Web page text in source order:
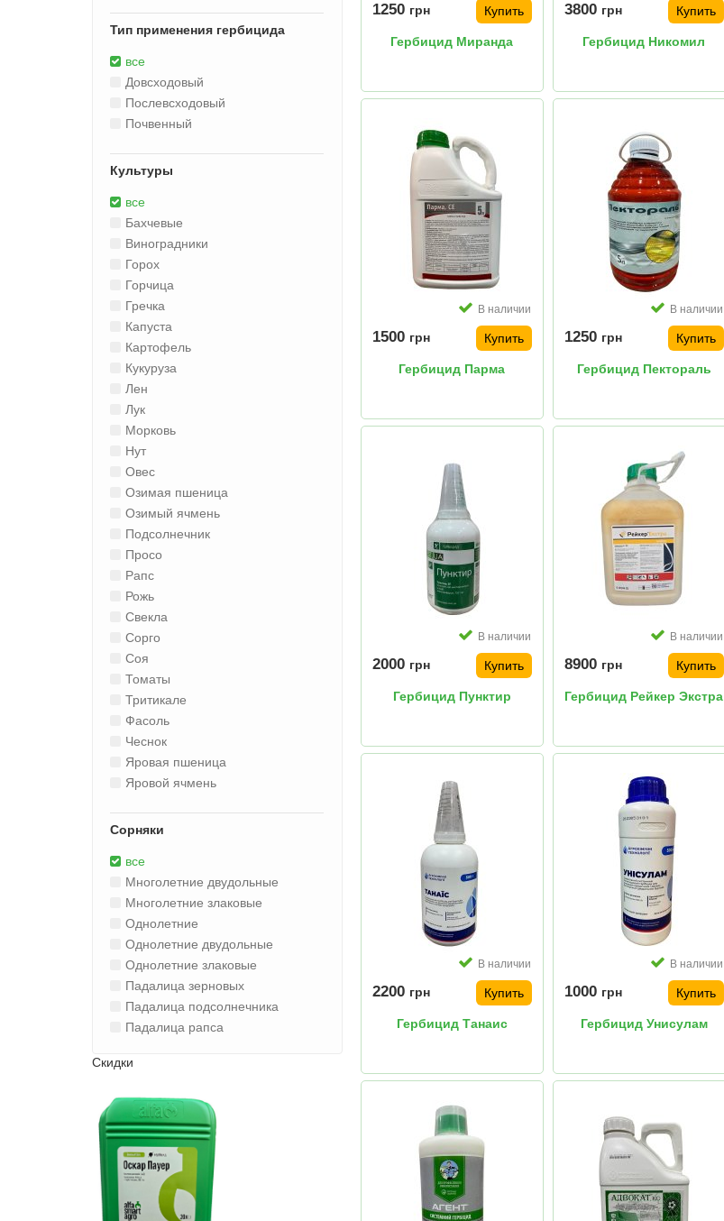
1250 грн Купить
Гербицид Миранда
3800 грн Купить
Гербицид Никомил
В наличии
1500 грн Купить
Гербицид Парма
В наличии
1250 грн Купить
Гербицид Пектораль
В наличии
2000 грн Купить
Гербицид Пунктир
В наличии
8900 грн Купить
Гербицид Рейкер Экстра
В наличии
2200 грн Купить
Гербицид Танаис
В наличии
1000 грн Купить
Гербицид Унисулам
Тип применения гербицида
все
Довсходовый
Послевсходовый
Почвенный
Культуры
все
Бахчевые
Виноградники
Горох
Горчица
Гречка
Капуста
Картофель
Кукуруза
Лен
Лук
Морковь
Нут
Овес
Озимая пшеница
Озимый ячмень
Подсолнечник
Просо
Рапс
Рожь
Свекла
Сорго
Соя
Томаты
Тритикале
Фасоль
Чеснок
Яровая пшеница
Яровой ячмень
Сорняки
все
Многолетние двудольные
Многолетние злаковые
Однолетние
Однолетние двудольные
Однолетние злаковые
Падалица зерновых
Падалица подсолнечника
Падалица рапса
Скидки